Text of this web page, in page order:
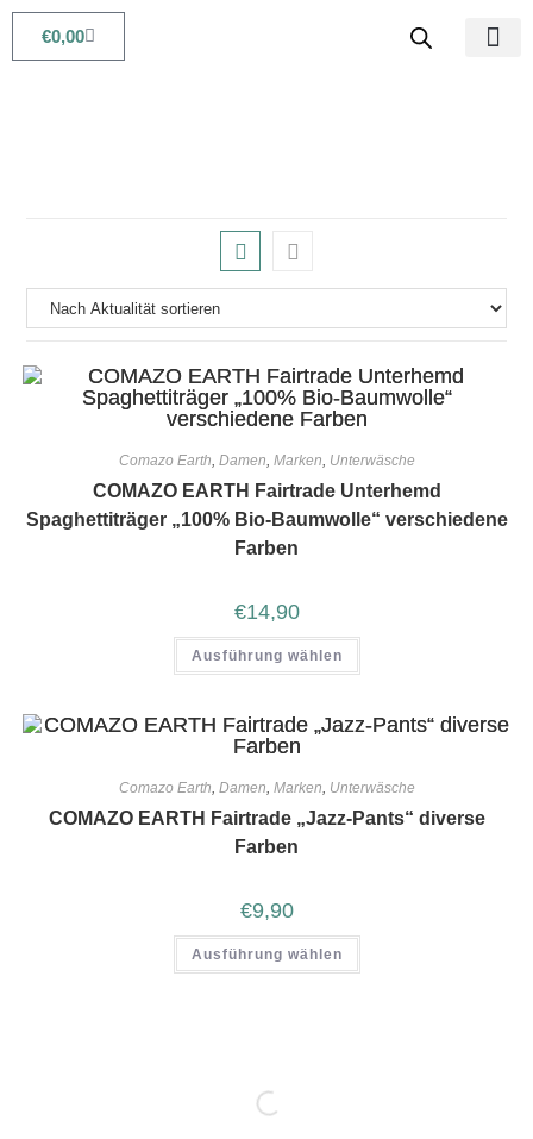
€0,00
Comazo Earth, Damen, Marken, Unterwäsche
COMAZO EARTH Fairtrade Unterhemd
Spaghettiträger „100% Bio-Baumwolle“ verschiedene
Farben
€14,90
Ausführung wählen
Comazo Earth Damen Marken Unterwäsche
COMAZO EARTH Fairtrade „Jazz-Pants“ diverse
Farben
€9,90
Ausführung wählen